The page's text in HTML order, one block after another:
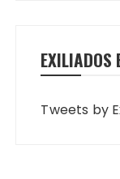
EXILIADOS
Tweets by